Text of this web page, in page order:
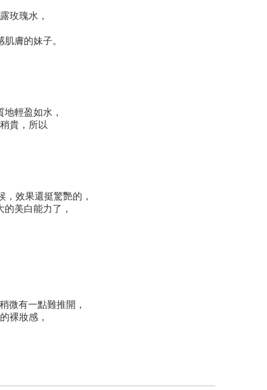
玫瑰水，
膚的妹子。
輕盈如水，
貴，所以
，效果還挺驚艷的，
美白能力了，
微有一點難推開，
裸妝感，